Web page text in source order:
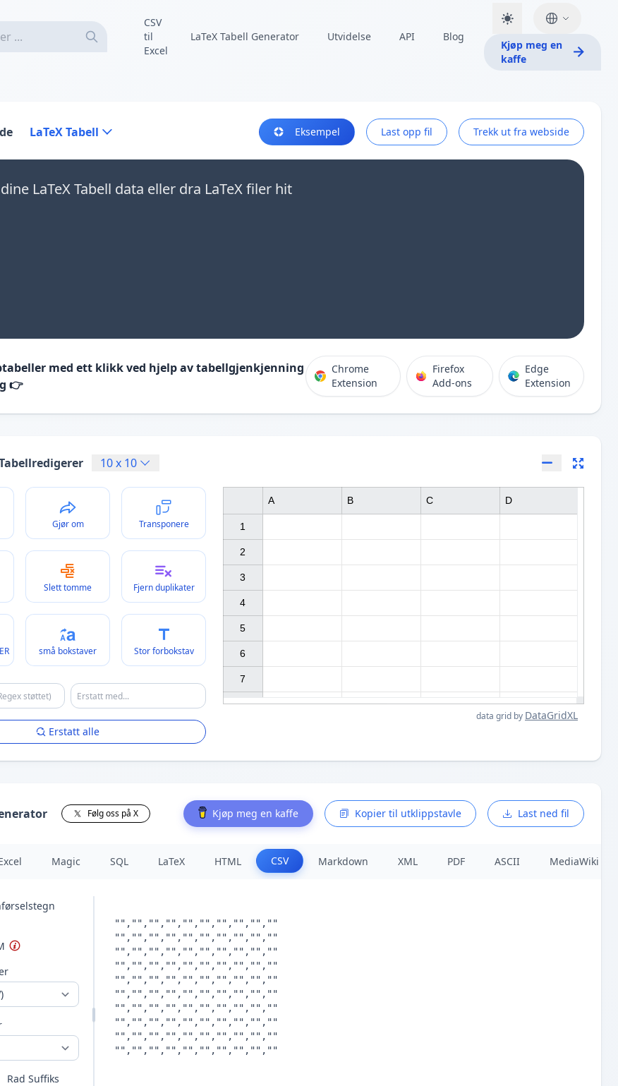
CSV
til
Excel
LaTeX Tabell Generator Utvidelse API Blog
Kjøp meg en
kaffe
LaTeX Tabell Eksempel Last opp fil Trekk ut fra webside
LaTeX Tabell data eller dra LaTeX filer hit
med ett klikk ved hjelp av tabellgjenkjenning
👉
Chrome
Extension
Firefox
Add-ons
Edge
Extension
10x 10
Gjør om Transponere
Slett tomme Fjern duplikater
små bokstaver Stor forbokstav
Erstatt alle
data grid by DataGridXL
1
2
3
4
5
6
7
A B C D
Følg oss på X Kjøp meg en kaffe Kopier til utklippstavle Last ned fil
Magic SQL LaTeX HTML CSV Markdown XML PDF ASCII MediaWiki
Rad Suffiks